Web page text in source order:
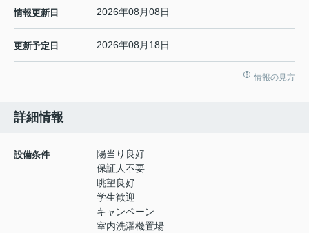
情報更新日 2026年08月08日
更新予定日 2026年08月18日
情報の見方
詳細情報
設備条件
陽当り良好
保証人不要
眺望良好
学生歓迎
キャンペーン
室内洗濯機置場